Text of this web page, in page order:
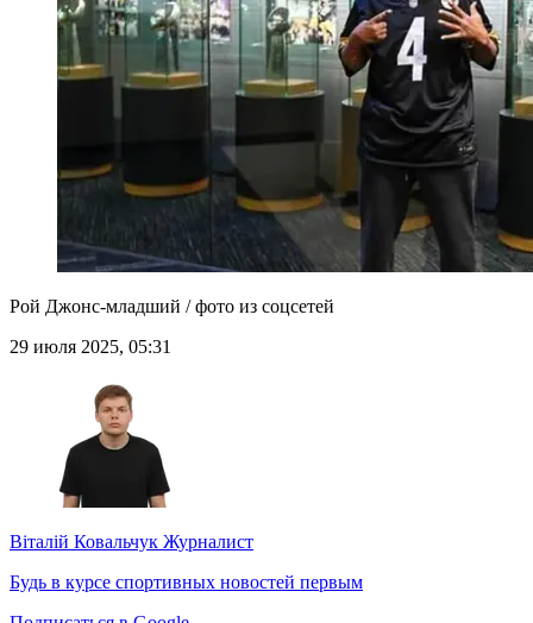
Рой Джонс-младший / фото из соцсетей
29 июля 2025, 05:31
Віталій Ковальчук Журналист
Будь в курсе спортивных новостей первым